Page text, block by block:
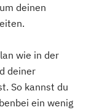
deinen
wie in der
deiner
So kannst du
ein wenig